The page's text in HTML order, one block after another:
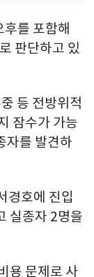
를 포함해
판단하고 있
등 전방위적
잠수가 가능
자를 발견하
경호에 진입
실종자 2명을
용 문제로 사